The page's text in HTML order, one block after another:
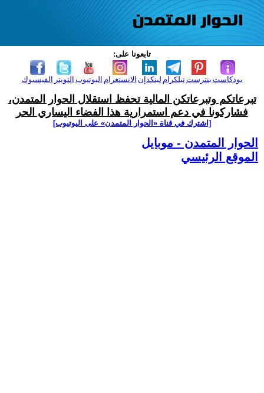
تابعونا على:
الفيسبوك التويتر اليوتيوب الانستغرام لينكدإن تيلكرامبنترست بودكاست
تبرعاتكم وتبرعاتكن المالية تحفظ استقلال الحوار المتمدن،
فشاركونا في دعم استمرارية هذا الفضاء اليساري الحر
[اشترك في قناة ‫«الحوار المتمدن» على اليوتيوب]
الحوار المتمدن - موبايل
الموقع الرئيسي